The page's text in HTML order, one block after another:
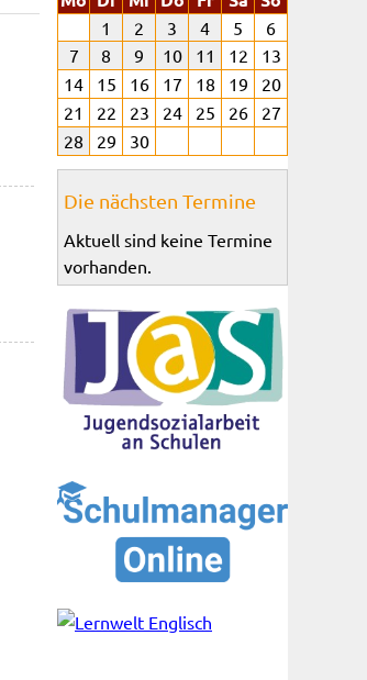
1 2 3 4 5
6
7
8 9 10 11 12
13
14
15 16 17 18 19
20
21
22 23 24 25 26
27
28
29 30
Die nächsten Termine
Aktuell sind keine Termine
vorhanden.